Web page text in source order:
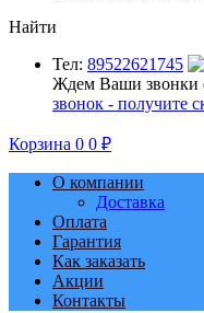
Найти
Тел: 89522621745
Ждем Ваши звонки
звонок - получите
Корзина 0 0 ₽
О компании
Доставка
Оплата
Гарантия
Как заказать
Акции
Контакты